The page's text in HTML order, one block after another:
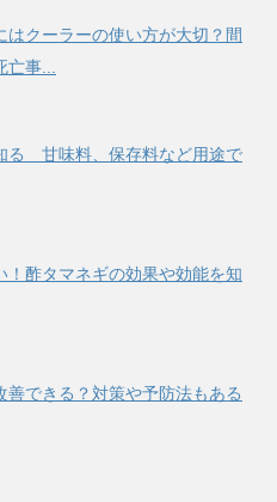
はクーラーの使い方が大切？間
事...
る 甘味料、保存料など用途で
！酢タマネギの効果や効能を知
善できる？対策や予防法もある